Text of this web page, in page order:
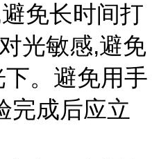
免长时间打
光敏感,避免
。避免用手
完成后应立